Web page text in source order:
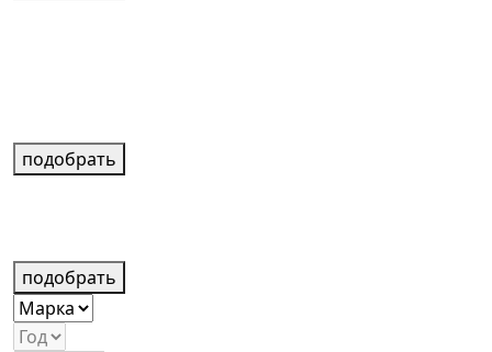
подобрать
подобрать